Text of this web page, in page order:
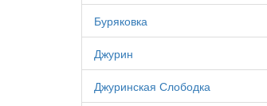
Буряковка
Джурин
Джуринская Слободка